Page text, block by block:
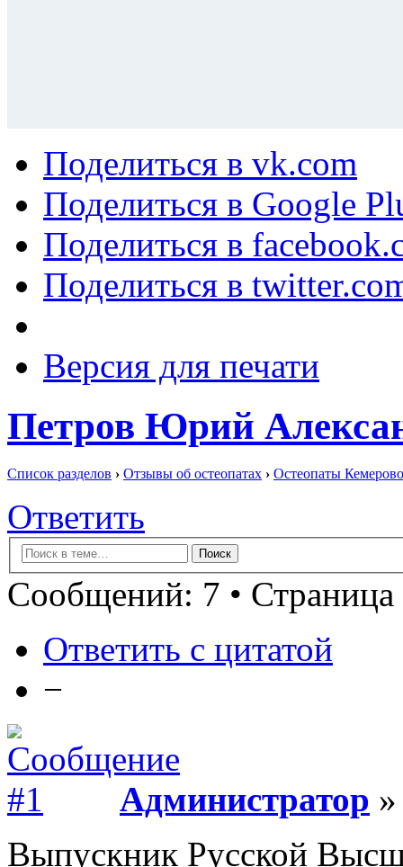
Поделиться в vk.com
Поделиться в Google
Поделиться в
Поделиться в
Версия для печати
Петров Юрий
Список разделов › Отзывы об остеопатах › Остеопаты
Ответить
Сообщений: 7 • Страница
Ответить с цитатой
−
Администратор
Выпускник Русской